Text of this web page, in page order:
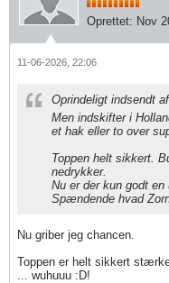
Oprettet: Nov
11-06-2026, 22:06
Oprindeligt indsendt af
Men indskifter i
et hak eller to over
Toppen helt sikkert.
nedrykker.
Nu er der kun godt
Spændende hvad
Nu griber jeg chancen.
Toppen er helt sikkert
... wuhuuu :D!